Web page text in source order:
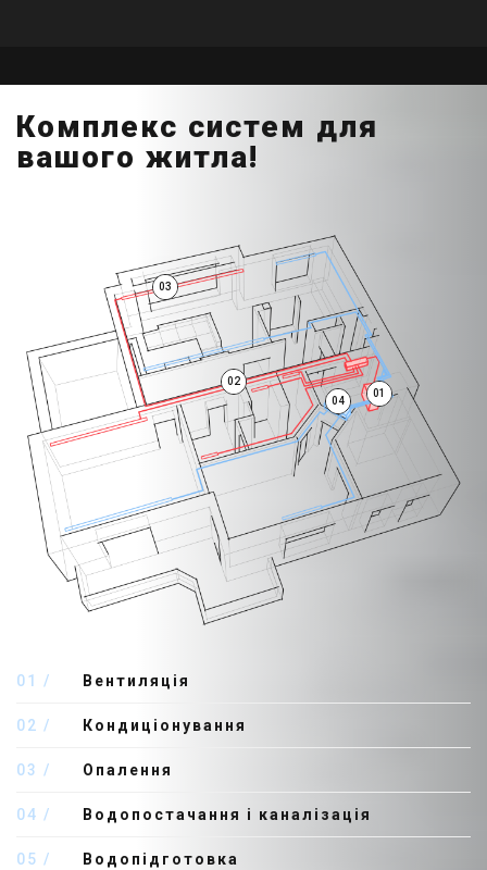
Комплекс систем для
вашого житла!
01
02
03
04
01 Вентиляція
02 Кондиціонування
03 Опалення
04 Водопостачання і каналізація
05 Водопідготовка